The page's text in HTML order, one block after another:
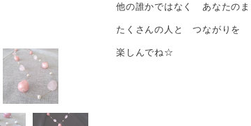
他の誰かではなく あなたの
たくさんの人と つながりを
楽しんでね☆